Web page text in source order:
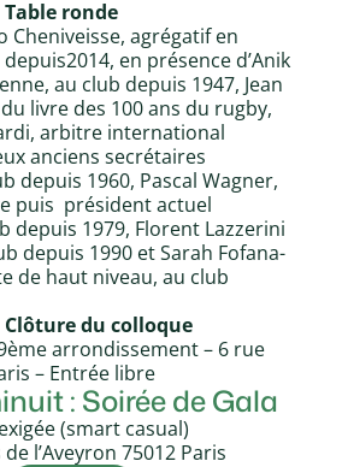
Table ronde
Cheniveisse, agrégatif en
en présence d’Anik
au club depuis 1947, Jean
livre des 100 ans du rugby,
arbitre international
anciens secrétaires
depuis 1960, Pascal Wagner,
puis président actuel
depuis 1979, Florent Lazzerini
depuis 1990 et Sarah Fofana-
de haut niveau, au club
Clôture du colloque
arrondissement – 6 rue
– Entrée libre
: Soirée de Gala
(smart casual)
l’Aveyron 75012 Paris